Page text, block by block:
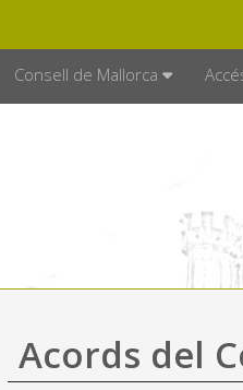
Consell de Mallorca
Acords del